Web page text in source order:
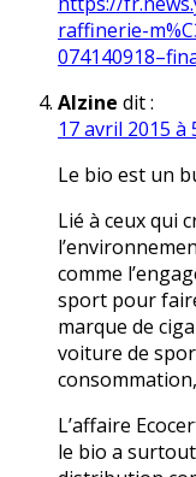
raffinerie-
Alzine dit :
17 avril 2015 à
Le bio est un
Lié à ceux qui
comme
sport pour
marque de
voiture de
L’affaire
le bio a